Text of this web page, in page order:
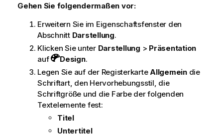
Gehen Sie folgendermaßen vor:
Erweitern Sie im Eigenschaftsfenster den
Abschnitt Darstellung.
Klicken Sie unter Darstellung > Präsentation
auf
Design.
Legen Sie auf der Registerkarte Allgemeindie
Schriftart, den Hervorhebungsstil, die
Schriftgröße und die Farbe der folgenden
Textelemente fest:
Titel
Untertitel